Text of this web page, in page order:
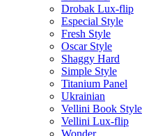
Drobak Lux-flip
Especial Style
Fresh Style
Oscar Style
Shaggy Hard
Simple Style
Titanium Panel
Ukrainian
Vellini Book Style
Vellini Lux-flip